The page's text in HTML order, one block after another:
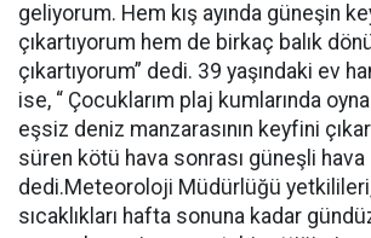
geliyorum. Hem kış ayında güneşin
çıkartıyorum hem de birkaç balık
çıkartıyorum” dedi. 39 yaşındaki ev
ise, “ Çocuklarım plaj kumlarında
eşsiz deniz manzarasının keyfini
süren kötü hava sonrası güneşli hava
dedi.Meteoroloji Müdürlüğü
sıcaklıkları hafta sonuna kadar